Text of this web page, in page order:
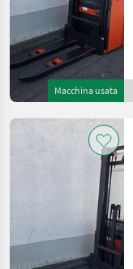
Macchina usata